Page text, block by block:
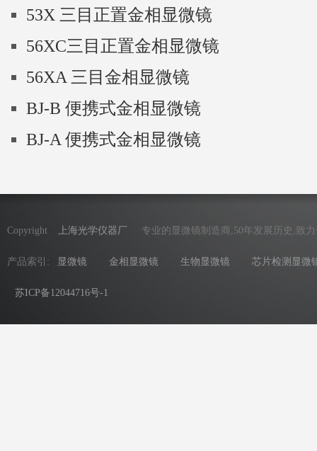
53X 三目正置金相显微镜
56XC三目正置金相显微镜
56XA 三目金相显微镜
BJ-B 便携式金相显微镜
BJ-A 便携式金相显微镜
Copyright 上海光学仪器厂 专业的显微镜制造商,50年发展历史,致
产品索引: 显微镜 金相显微镜 生物显微镜 芯片检测显微
苏ICP备12044716号-1